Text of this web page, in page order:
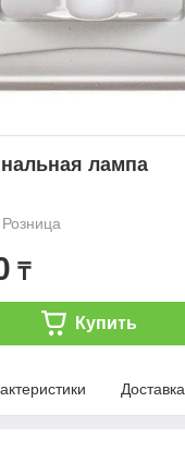
лампа
Розница
₸
Купить
Доставка